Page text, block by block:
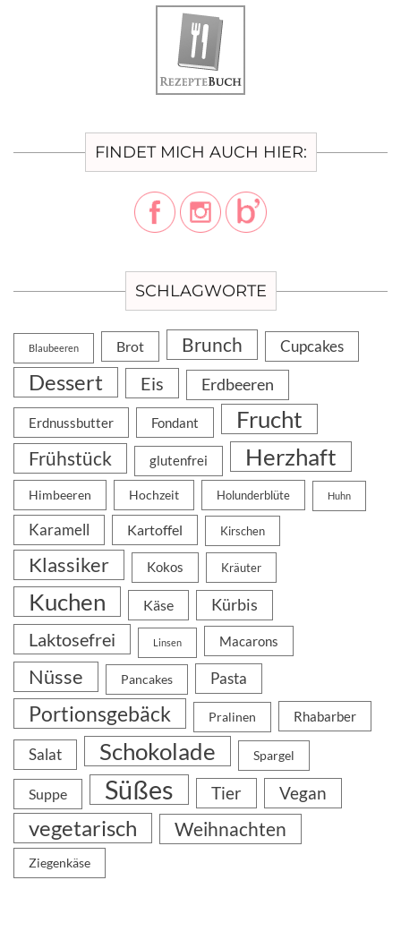
FINDET MICH AUCH HIER:
SCHLAGWORTE
Blaubeeren Brot Brunch Cupcakes
Dessert Eis Erdbeeren
Erdnussbutter Fondant Frucht
Frühstück glutenfrei Herzhaft
Himbeeren Hochzeit Holunderblüte Huhn
Karamell Kartoffel Kirschen
Klassiker Kokos Kräuter
Kuchen Käse Kürbis
Laktosefrei Linsen Macarons
Nüsse Pancakes Pasta
Portionsgebäck Pralinen Rhabarber
Salat Schokolade Spargel
Suppe Süßes Tier Vegan
vegetarisch Weihnachten
Ziegenkäse